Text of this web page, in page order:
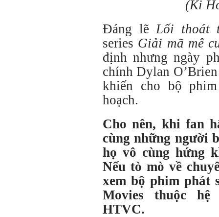
(Ki
Đáng lẽ Lối thoát
series Giải mã mê
định nhưng ngày
chính Dylan
khiến cho bộ
hoạch.
Cho nên, khi fan
cùng những người
họ vô cùng hứng
Nếu tò mò về
xem bộ phim phát
Movies thuộc
HTVC.